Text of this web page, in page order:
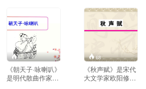
--
《朝天子·咏喇叭》
是明代散曲作家王
68
《秋声赋》是宋代
大文学家欧阳修的